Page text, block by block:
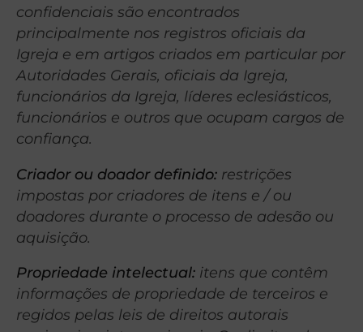
confidenciais são encontrados
principalmente nos registros oficiais da
Igreja e em artigos criados em particular por
Autoridades Gerais, oficiais da Igreja,
funcionários da Igreja, líderes eclesiásticos,
funcionários e outros que ocupam cargos de
confiança.
Criador ou doador definido: restrições
impostas por criadores de itens e / ou
doadores durante o processo de adesão ou
aquisição.
Propriedade intelectual: itens que contêm
informações de propriedade de terceiros e
regidos pelas leis de direitos autorais